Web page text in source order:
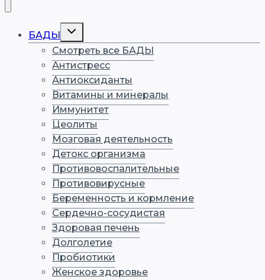
БАДЫ
Переключить
меню
Смотреть все БАДЫ
Антистресс
Антиоксиданты
Витамины и минералы
Иммунитет
Цеолиты
Мозговая деятельность
Детокс организма
Противовоспалительные
Противовирусные
Беременность и кормление
Сердечно-сосудистая
Здоровая печень
Долголетие
Пробиотики
Женское здоровье